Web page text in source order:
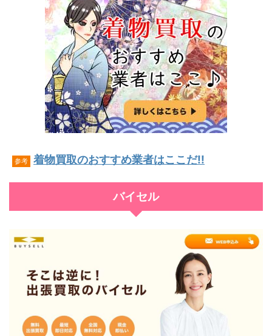
参考 着物買取のおすすめ業者はここだ!!
バイセル